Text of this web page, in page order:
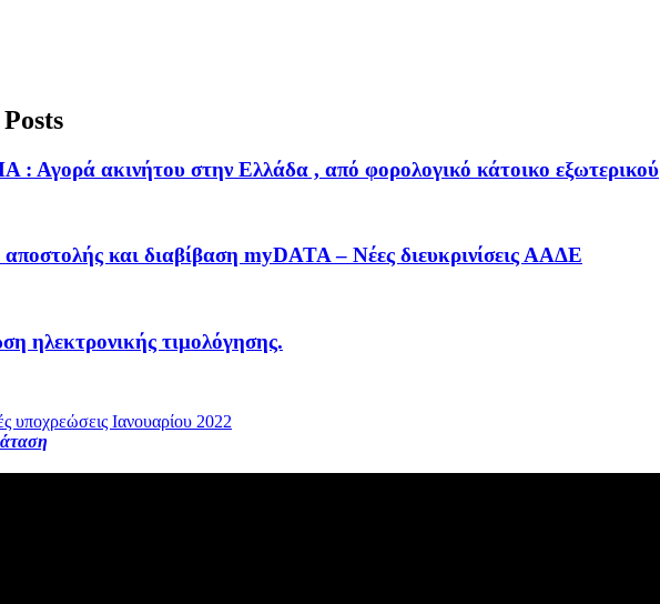
Αγορά ακινήτου στην Ελλάδα , από φορολογικό κάτοικο εξωτερικού
και διαβίβαση myDATA – Νέες διευκρινίσεις ΑΑΔΕ
ηλεκτρονικής τιμολόγησης.
υποχρεώσεις Ιανουαρίου 2022